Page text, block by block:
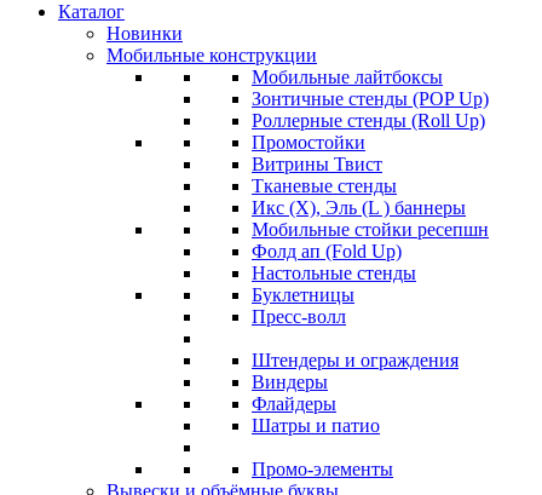
Каталог
Новинки
Мобильные конструкции
Мобильные лайтбоксы
Зонтичные стенды (POP Up)
Роллерные стенды (Roll Up)
Промостойки
Витрины Твист
Тканевые стенды
Икс (X), Эль (L ) баннеры
Мобильные стойки ресепшн
Фолд ап (Fold Up)
Настольные стенды
Буклетницы
Пресс-волл
Штендеры и ограждения
Виндеры
Флайдеры
Шатры и патио
Промо-элементы
Вывески и объёмные буквы